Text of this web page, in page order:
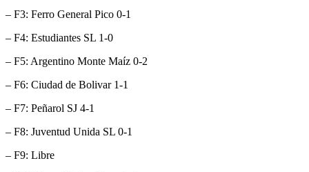
– F3: Ferro General Pico 0-1
– F4: Estudiantes SL 1-0
– F5: Argentino Monte Maíz 0-2
– F6: Ciudad de Bolivar 1-1
– F7: Peñarol SJ 4-1
– F8: Juventud Unida SL 0-1
– F9: Libre